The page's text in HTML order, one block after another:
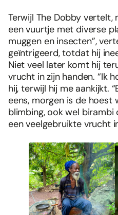
Terwijl The Dobby vertelt,
een vuurtje met diverse
muggen en insecten”,
geïntrigeerd, totdat hij
Niet veel later komt hij
vrucht in zijn handen. “Ik
hij, terwijl hij me aankijkt.
eens, morgen is de hoest
blimbing, ook wel
een veelgebruikte vrucht